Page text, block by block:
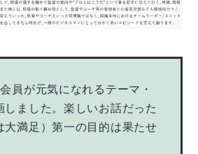
員が元気になれるテーマ・
しました。楽しいお話だった
大満足）第一の目的は果たせ